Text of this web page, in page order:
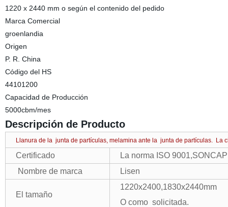
1220 x 2440 mm o según el contenido del pedido
Marca Comercial
groenlandia
Origen
P. R. China
Código del HS
44101200
Capacidad de Producción
5000cbm/mes
Descripción de Producto
Llanura de la junta de partículas, melamina ante la junta de partículas. La
Certificado
La norma ISO
Nombre de marca
Lisen
El tamaño
1220x2400,1830x2440mm
O como solicitada.